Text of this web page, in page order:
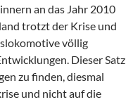
an das Jahr 2010
trotzt der Krise und
völlig
Dieser Satz
zu finden, diesmal
und nicht auf die